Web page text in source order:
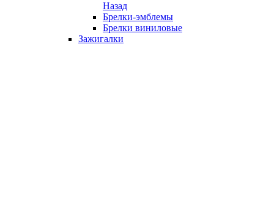
Назад
Брелки-эмблемы
Брелки виниловые
Зажигалки